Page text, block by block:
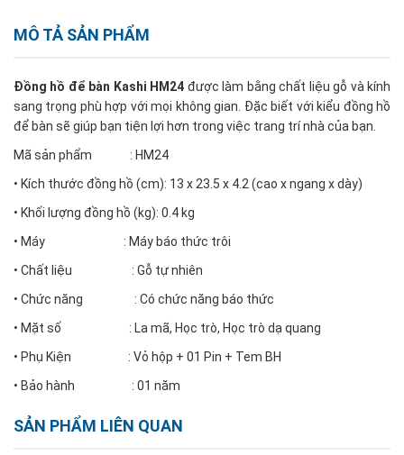
MÔ TẢ SẢN PHẨM
Đồng hồ để bàn Kashi HM24 được làm bằng chất liệu gỗ và kính
sang trọng phù hợp với mọi không gian. Đặc biết với kiểu đồng hồ
để bàn sẽ giúp bạn tiện lợi hơn trong việc trang trí nhà của bạn.
Mã sản phẩm : HM24
• Kích thước đồng hồ (cm): 13 x 23.5 x 4.2 (cao x ngang x dày)
• Khối lượng đồng hồ (kg): 0.4 kg
• Máy : Máy báo thức trôi
• Chất liệu : Gỗ tự nhiên
• Chức năng : Có chức năng báo thức
• Mặt số : La mã, Học trò, Học trò dạ quang
• Phụ Kiện : Vỏ hộp + 01 Pin + Tem BH
• Bảo hành : 01 năm
SẢN PHẨM LIÊN QUAN